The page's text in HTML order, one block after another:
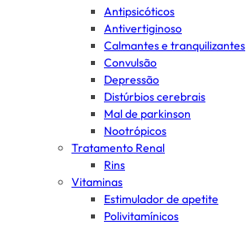
Antipsicóticos
Antivertiginoso
Calmantes e tranquilizantes
Convulsão
Depressão
Distúrbios cerebrais
Mal de parkinson
Nootrópicos
Tratamento Renal
Rins
Vitaminas
Estimulador de apetite
Polivitamínicos